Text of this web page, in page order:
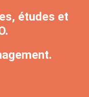
études et